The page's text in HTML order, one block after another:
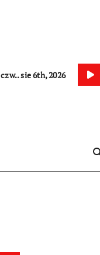
czw.. sie 6th, 2026